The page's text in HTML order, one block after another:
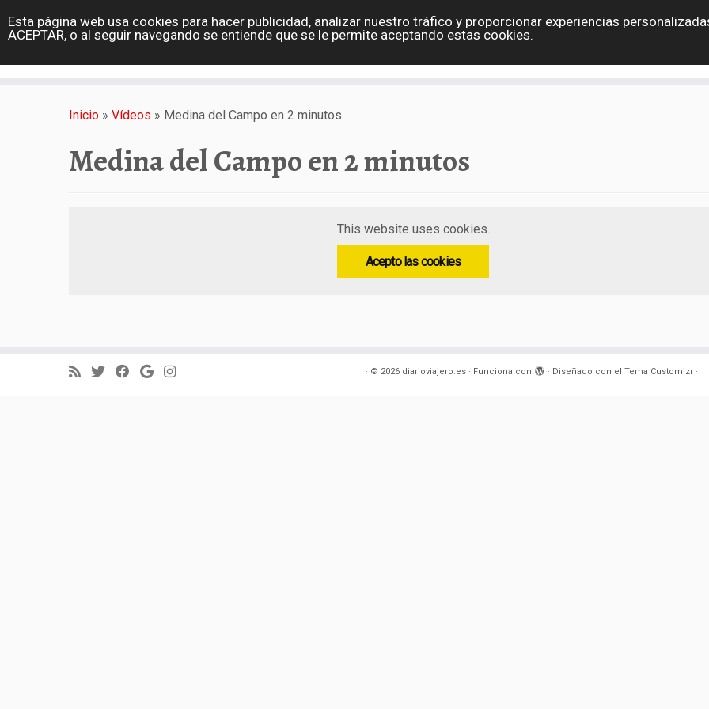
diarioviajero.es Portada Eslovaquia España Holanda Polonia
Inicio » Vídeos » Medina del Campo en 2 minutos
Medina del Campo en 2 minutos
This website uses cookies.
Acepto las cookies
· © 2026 diarioviajero.es · Funciona con · Diseñado con el Tema Customizr ·
Esta página web usa cookies para hacer publicidad, analizar nuestro tráfico y proporcionar experiencias
ACEPTAR, o al seguir navegando se entiende que se le permite aceptando estas cookies.